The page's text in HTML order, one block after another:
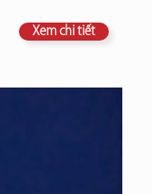
Xem chi tiết